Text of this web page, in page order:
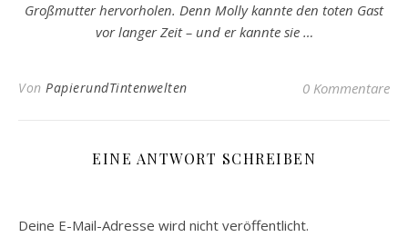
Großmutter hervorholen. Denn Molly kannte den toten Gast
vor langer Zeit – und er kannte sie …
Von PapierundTintenwelten 0 Kommentare
EINE ANTWORT SCHREIBEN
Deine E-Mail-Adresse wird nicht veröffentlicht.